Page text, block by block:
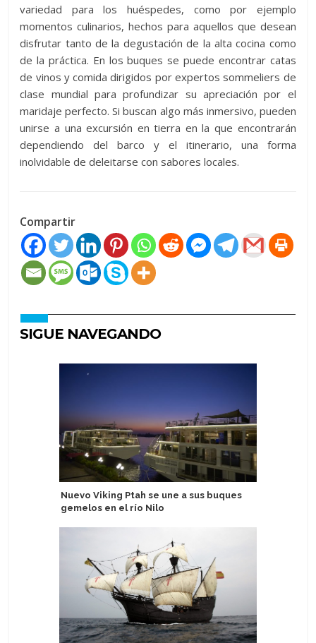
variedad para los huéspedes, como por ejemplo
momentos culinarios, hechos para aquellos que desean
disfrutar tanto de la degustación de la alta cocina como
de la práctica. En los buques se puede encontrar catas
de vinos y comida dirigidos por expertos sommeliers de
clase mundial para profundizar su apreciación por el
maridaje perfecto. Si buscan algo más inmersivo, pueden
unirse a una excursión en tierra en la que encontrarán
dependiendo del barco y el itinerario, una forma
inolvidable de deleitarse con sabores locales.
Compartir
SIGUE NAVEGANDO
Nuevo Viking Ptah se une a sus buques
gemelos en el río Nilo